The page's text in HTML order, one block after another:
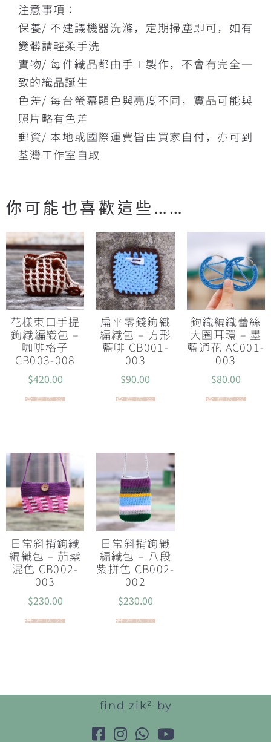
注意事項：
保養/ 不建議機器洗滌，定期掃塵即可，如有
變髒請輕柔手洗
實物/ 每件織品都由手工製作，不會有完全一
致的織品誕生
色差/ 每台螢幕顯色與亮度不同，實品可能與
照片略有色差
郵資/ 本地或國際運費皆由買家自付，亦可到
荃灣工作室自取
你可能也喜歡這些……
花樣束口手提
鉤織編織包 –
咖啡格子
CB003-008
$420.00
查看內容
扁平零錢鉤織
編織包 – 方形
藍啡 CB001-
003
$90.00
查看內容
鉤織編織蕾絲
大圈耳環 – 墨
藍通花 AC001-
003
$80.00
查看內容
日常斜揹鉤織
編織包 – 茄紫
混色 CB002-
003
$230.00
查看內容
日常斜揹鉤織
編織包 – 八段
紫拼色 CB002-
002
$230.00
查看內容
find zik² by